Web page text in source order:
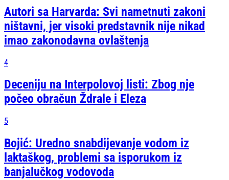
Autori sa Harvarda: Svi nametnuti zakoni
ništavni, jer visoki predstavnik nije nikad
imao zakonodavna ovlaštenja
4
Deceniju na Interpolovoj listi: Zbog nje
počeo obračun Ždrale i Eleza
5
Bojić: Uredno snabdijevanje vodom iz
laktaškog, problemi sa isporukom iz
banjalučkog vodovoda